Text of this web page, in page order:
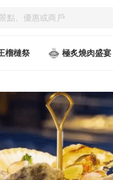
榴槤祭 極炙燒肉盛宴